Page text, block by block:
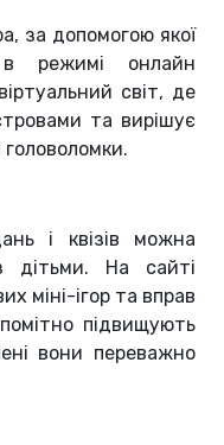
за допомогою якої
режимі онлайн
світ, де
та вирішує
головоломки.
і квізів можна
дітьми. На сайті
міні-ігор та вправ
підвищують
вони переважно